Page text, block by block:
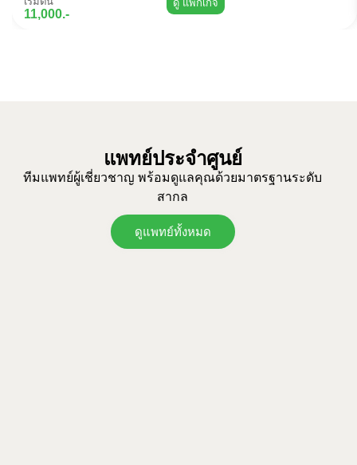
11,000.-
ดู แพ็กเกจ
แพทย์ประจำศูนย์
ทีมแพทย์ผู้เชี่ยวชาญ พร้อมดูแลคุณด้วยมาตรฐานระดับ
สากล
ดูแพทย์ทั้งหมด